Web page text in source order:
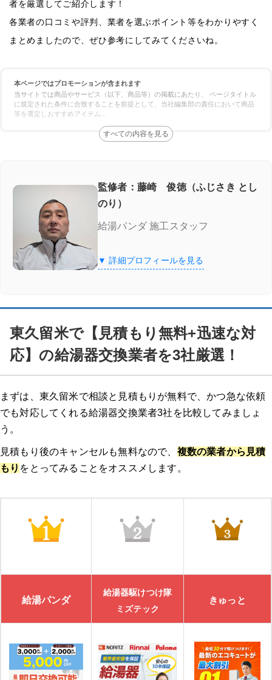
者を厳選してご紹介します！
各業者の口コミや評判、業者を選ぶポイント等をわかりやすく
まとめましたので、ぜひ参考にしてみてくださいね。
本ページではプロモーションが含まれます
当サイトでは商品やサービス（以下、商品等）の掲載にあたり、 ページタイトル
に規定された条件に合致することを前提として、当社編集部の責任において商品
等を選定しおすすめアイテム
監修者：藤崎 俊徳（ふじさき とし
のり）
給湯パンダ 施工スタッフ
▼ 詳細プロフィールを見る
東久留米で【見積もり無料+迅速な対
応】の給湯器交換業者を3社厳選！
まずは、東久留米で相談と見積もりが無料で、かつ急な依頼
でも対応してくれる給湯器交換業者3社を比較してみましょ
う。
見積もり後のキャンセルも無料なので、 複数の業者から見積
もり をとってみることをオススメします。
給湯パンダ
給湯器駆けつけ隊
ミズテック
きゅっと